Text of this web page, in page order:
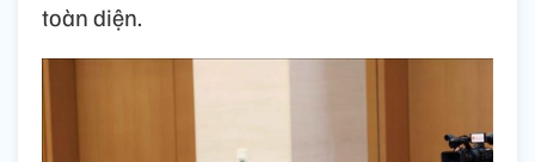
toàn diện.